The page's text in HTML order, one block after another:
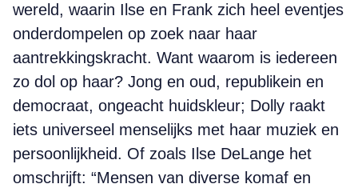
wereld, waarin Ilse en Frank zich heel eventjes
onderdompelen op zoek naar haar
aantrekkingskracht. Want waarom is iedereen
zo dol op haar? Jong en oud, republikein en
democraat, ongeacht huidskleur; Dolly raakt
iets universeel menselijks met haar muziek en
persoonlijkheid. Of zoals Ilse DeLange het
omschrijft: “Mensen van diverse komaf en